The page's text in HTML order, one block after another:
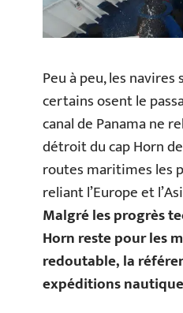
Peu à peu, les
certains osent le
canal de Panama ne
détroit du cap Horn
routes maritimes les
reliant l’Europe et
Malgré les progrès
Horn reste pour les
redoutable, la
expéditions